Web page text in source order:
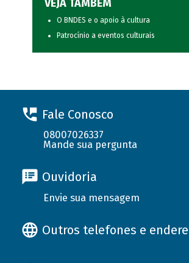
VEJA TAMBÉM
O BNDES e o apoio à cultura
Patrocínio a eventos culturais
Fale Conosco
08007026337
Mande sua pergunta
Ouvidoria
Envie sua mensagem
Outros telefones e